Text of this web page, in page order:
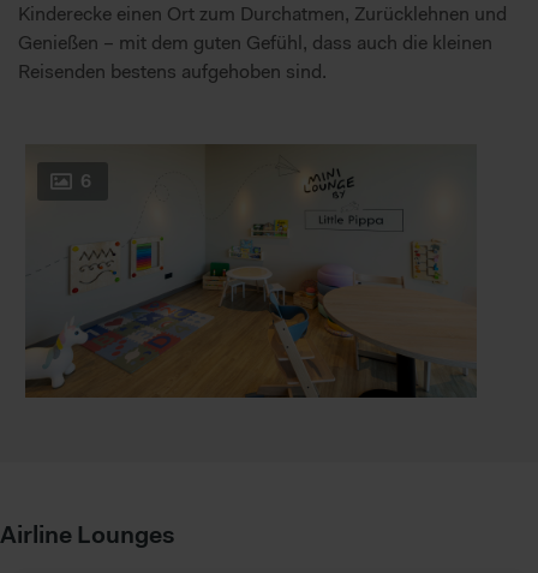
Kinderecke einen Ort zum Durchatmen, Zurücklehnen und
Genießen – mit dem guten Gefühl, dass auch die kleinen
Reisenden bestens aufgehoben sind.
6
Airline Lounges